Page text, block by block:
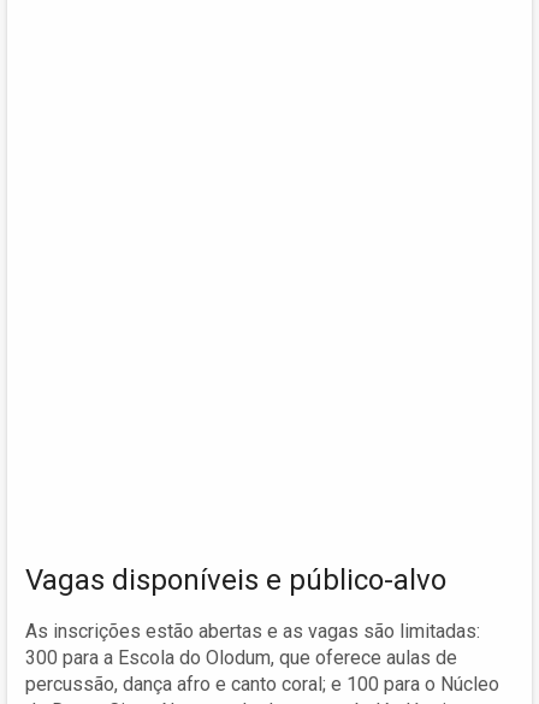
Vagas disponíveis e público-alvo
As inscrições estão abertas e as vagas são limitadas:
300 para a Escola do Olodum, que oferece aulas de
percussão, dança afro e canto coral; e 100 para o Núcleo